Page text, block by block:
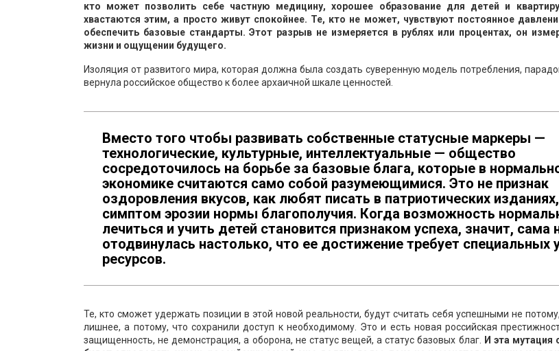
кто может позволить себе частную медицину, хорошее образование для детей и
хвастаются этим, а просто живут спокойнее. Те, кто не может, чувствуют постоянное
обеспечить базовые стандарты. Этот разрыв не измеряется в рублях или процентах, он
жизни и ощущении будущего.
Изоляция от развитого мира, которая должна была создать суверенную модель потребления,
вернула российское общество к более архаичной шкале ценностей.
Вместо того чтобы развивать собственные статусные маркеры —
технологические, культурные, интеллектуальные — общество
сосредоточилось на борьбе за базовые блага, которые в
экономике считаются само собой разумеющимися. Это не признак
оздоровления вкусов, как любят писать в патриотических
симптом эрозии нормы благополучия. Когда возможность
лечиться и учить детей становится признаком успеха, значит, сама
отодвинулась настолько, что ее достижение требует специальных
ресурсов.
Те, кто сможет удержать позиции в этой новой реальности, будут считать себя успешными не
лишнее, а потому, что сохранили доступ к необходимому. Это и есть новая российская
защищенность, не демонстрация, а оборона, не статус вещей, а статус базовых благ.
И эта мутация